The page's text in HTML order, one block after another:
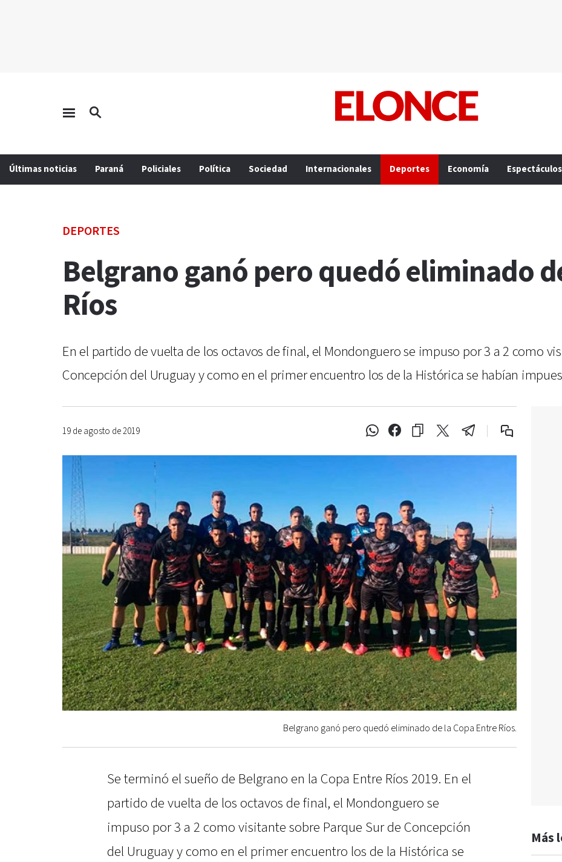
Últimas noticias Paraná Policiales Política Sociedad Internacionales Deportes Economía Espectáculos
DEPORTES
Belgrano ganó pero quedó eliminado
Ríos
En el partido de vuelta de los octavos de final, el Mondonguero se impuso por 3 a 2 como
Concepción del Uruguay y como en el primer encuentro los de la Histórica se habían
19 de agosto de 2019
Belgrano ganó pero quedó eliminado de la Copa Entre Ríos.
Se terminó el sueño de Belgrano en la Copa Entre Ríos 2019. En el
partido de vuelta de los octavos de final, el Mondonguero se
impuso por 3 a 2 como visitante sobre Parque Sur de Concepción
del Uruguay y como en el primer encuentro los de la Histórica se
Más